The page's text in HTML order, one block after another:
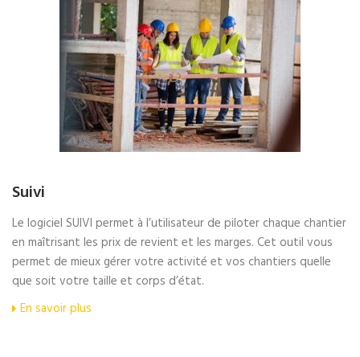
Suivi
Le logiciel SUIVI permet à l’utilisateur de piloter chaque chantier
en maîtrisant les prix de revient et les marges. Cet outil vous
permet de mieux gérer votre activité et vos chantiers quelle
que soit votre taille et corps d’état.
En savoir plus